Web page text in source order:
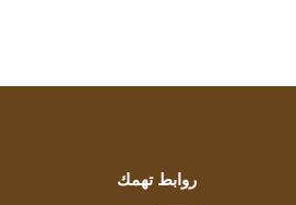
روابط تهمك